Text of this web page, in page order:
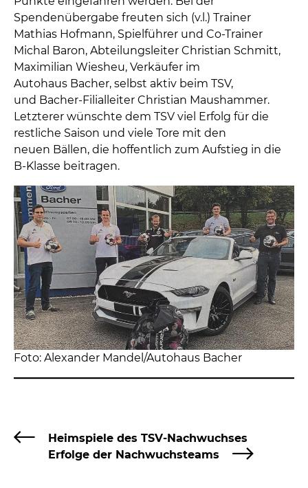
Spendenübergabe freuten sich (v.l.) Trainer
Mathias Hofmann, Spielführer und Co-Trainer
Michal Baron, Abteilungsleiter Christian Schmitt,
Maximilian Wiesheu, Verkäufer im
Autohaus Bacher, selbst aktiv beim TSV,
und Bacher-Filialleiter Christian Maushammer.
Letzterer wünschte dem TSV viel Erfolg für die
restliche Saison und viele Tore mit den
neuen Bällen, die hoffentlich zum Aufstieg in die
B-Klasse beitragen.
Foto: Alexander Mandel/Autohaus Bacher
Heimspiele des TSV-Nachwuchses
Erfolge der Nachwuchsteams